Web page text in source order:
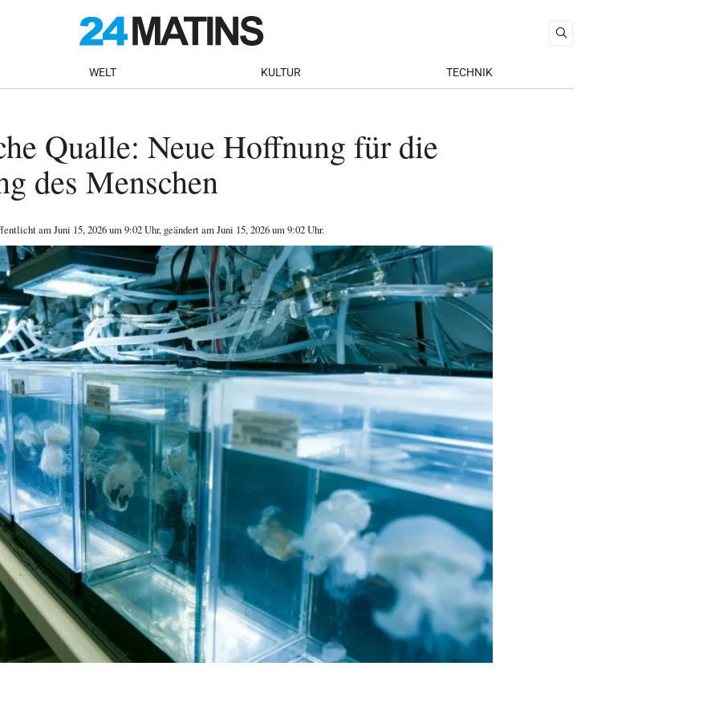
WELT KULTUR TECHNIK
Qualle: Neue Hoffnung für die
des Menschen
amJuni 15, 2026um 9:02 Uhr, geändert am Juni 15, 2026 um 9:02 Uhr.